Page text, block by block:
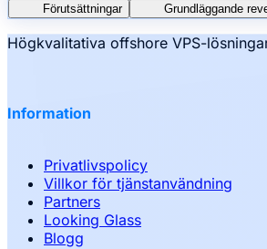
Förutsättningar Grundläggande
Högkvalitativa offshore VPS-
Information
Privatlivspolicy
Villkor för tjänstanvändning
Partners
Looking Glass
Blogg